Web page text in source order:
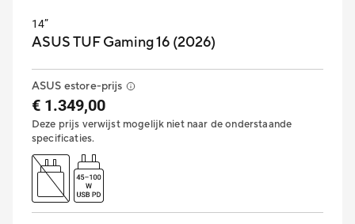
14”
ASUS TUF Gaming 16 (2026)
ASUS estore-prijs
€ 1.349,00
Deze prijs verwijst mogelijk niet naar de onderstaande
specificaties.